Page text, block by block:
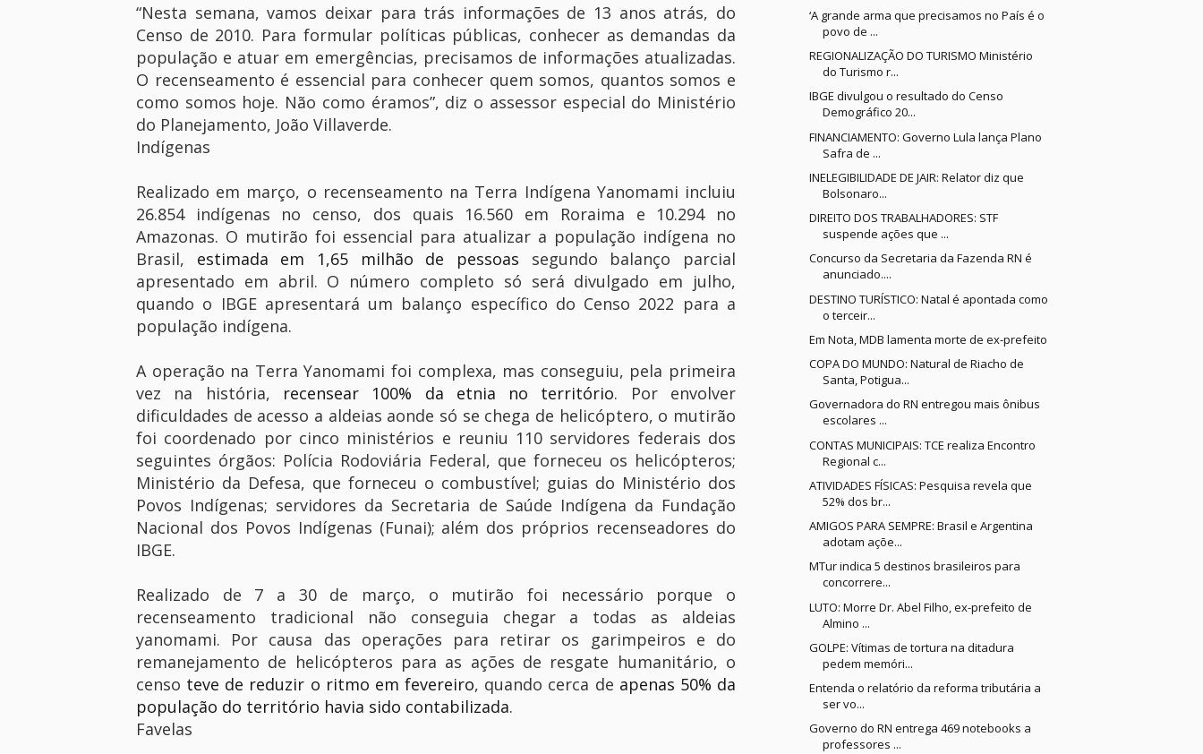
“Nesta semana, vamos deixar para trás informações de 13 anos atrás, do
Censo de 2010. Para formular políticas públicas, conhecer as demandas da
população e atuar em emergências, precisamos de informações atualizadas.
O recenseamento é essencial para conhecer quem somos, quantos somos e
como somos hoje. Não como éramos”, diz o assessor especial do Ministério
do Planejamento, João Villaverde.
Indígenas
Realizado em março, o recenseamento na Terra Indígena Yanomami incluiu
26.854 indígenas no censo, dos quais 16.560 em Roraima e 10.294 no
Amazonas. O mutirão foi essencial para atualizar a população indígena no
Brasil, estimada em 1,65 milhão de pessoas segundo balanço parcial
apresentado em abril. O número completo só será divulgado em julho,
quando o IBGE apresentará um balanço específico do Censo 2022 para a
população indígena.
A operação na Terra Yanomami foi complexa, mas conseguiu, pela primeira
vez na história, recensear 100% da etnia no território. Por envolver
dificuldades de acesso a aldeias aonde só se chega de helicóptero, o mutirão
foi coordenado por cinco ministérios e reuniu 110 servidores federais dos
seguintes órgãos: Polícia Rodoviária Federal, que forneceu os helicópteros;
Ministério da Defesa, que forneceu o combustível; guias do Ministério dos
Povos Indígenas; servidores da Secretaria de Saúde Indígena da Fundação
Nacional dos Povos Indígenas (Funai); além dos próprios recenseadores do
IBGE.
Realizado de 7 a 30 de março, o mutirão foi necessário porque o
recenseamento tradicional não conseguia chegar a todas as aldeias
yanomami. Por causa das operações para retirar os garimpeiros e do
remanejamento de helicópteros para as ações de resgate humanitário, o
censo teve de reduzir o ritmo em fevereiro, quando cerca de apenas 50% da
população do território havia sido contabilizada.
Favelas
‘A grande arma que precisamos no País é o
povo de ...
REGIONALIZAÇÃO DO TURISMO Ministério
do Turismo r...
IBGE divulgou o resultado do Censo
Demográfico 20...
FINANCIAMENTO: Governo Lula lança Plano
Safra de ...
INELEGIBILIDADE DE JAIR: Relator diz que
Bolsonaro...
DIREITO DOS TRABALHADORES: STF
suspende ações que ...
Concurso da Secretaria da Fazenda RN é
anunciado....
DESTINO TURÍSTICO: Natal é apontada como
o terceir...
Em Nota, MDB lamenta morte de ex-prefeito
COPA DO MUNDO: Natural de Riacho de
Santa, Potigua...
Governadora do RN entregou mais ônibus
escolares ...
CONTAS MUNICIPAIS: TCE realiza Encontro
Regional c...
ATIVIDADES FÍSICAS: Pesquisa revela que
52% dos br...
AMIGOS PARA SEMPRE: Brasil e Argentina
adotam açõe...
MTur indica 5 destinos brasileiros para
concorrere...
LUTO: Morre Dr. Abel Filho, ex-prefeito de
Almino ...
GOLPE: Vítimas de tortura na ditadura
pedem memóri...
Entenda o relatório da reforma tributária a
ser vo...
Governo do RN entrega 469 notebooks a
professores ...